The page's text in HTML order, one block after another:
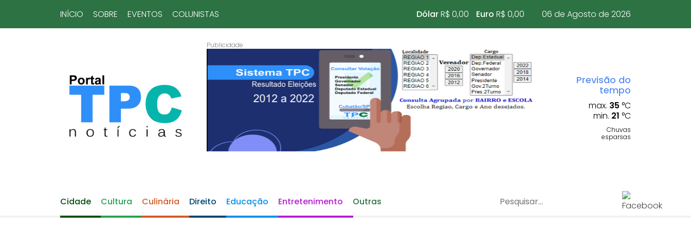
INÍCIO SOBRE EVENTOS COLUNISTAS DólarR$ 0,00 Euro R$ 0,00 06 de Agosto de 2026
Previsão do
tempo
max. 35 °C
min. 21 °C
Chuvas
esparsas
Cidade Cultura Culinária Direito Educação Entretenimento Outras